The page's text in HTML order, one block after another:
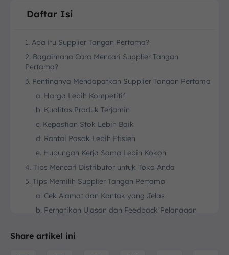
Daftar Isi
1. Apa itu Supplier Tangan Pertama?
2. Bagaimana Cara Mencari Supplier Tangan
Pertama?
3. Pentingnya Mendapatkan Supplier Tangan Pertama
a. Harga Lebih Kompetitif
b. Kualitas Produk Terjamin
c. Kepastian Stok Lebih Baik
d. Rantai Pasok Lebih Efisien
e. Hubungan Kerja Sama Lebih Kokoh
4. Tips Mencari Distributor untuk Toko Anda
5. Tips Memilih Supplier Tangan Pertama
a. Cek Alamat dan Kontak yang Jelas
b. Perhatikan Ulasan dan Feedback Pelanggan
d. Periksa Kondisi dan Kualitas Produk
Share artikel ini